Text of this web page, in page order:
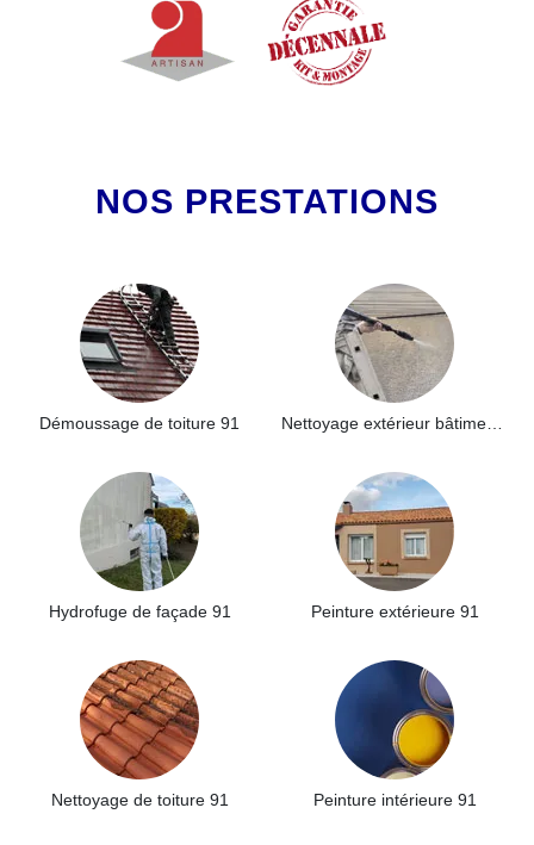
NOS PRESTATIONS
Démoussage de toiture 91
Hydrofuge de façade 91 Peinture extérieure 91
Nettoyage de toiture 91 Peinture intérieure 91